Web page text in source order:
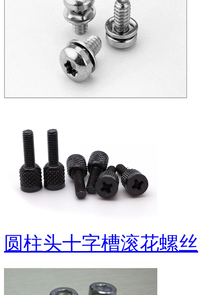
圆柱头十字槽滚花螺丝